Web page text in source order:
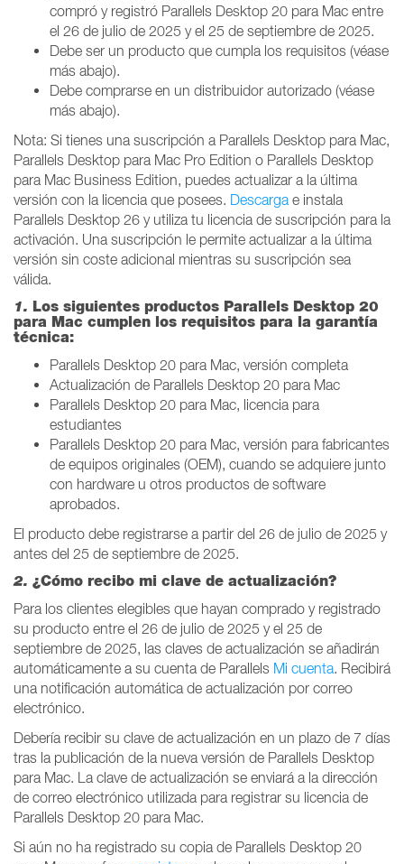
compró y registró Parallels Desktop 20 para Mac entre
el 26 de julio de 2025 y el 25 de septiembre de 2025.
Debe ser un producto que cumpla los requisitos (véase
más abajo).
Debe comprarse en un distribuidor autorizado (véase
más abajo).
Nota: Si tienes una suscripción a Parallels Desktop para Mac,
Parallels Desktop para Mac Pro Edition o Parallels Desktop
para Mac Business Edition, puedes actualizar a la última
versión con la licencia que posees. Descarga e instala
Parallels Desktop 26 y utiliza tu licencia de suscripción para la
activación. Una suscripción le permite actualizar a la última
versión sin coste adicional mientras su suscripción sea
válida.
1. Los siguientes productos Parallels Desktop 20
para Mac cumplen los requisitos para la garantía
técnica:
Parallels Desktop 20 para Mac, versión completa
Actualización de Parallels Desktop 20 para Mac
Parallels Desktop 20 para Mac, licencia para
estudiantes
Parallels Desktop 20 para Mac, versión para fabricantes
de equipos originales (OEM), cuando se adquiere junto
con hardware u otros productos de software
aprobados.
El producto debe registrarse a partir del 26 de julio de 2025 y
antes del 25 de septiembre de 2025.
2. ¿Cómo recibo mi clave de actualización?
Para los clientes elegibles que hayan comprado y registrado
su producto entre el 26 de julio de 2025 y el 25 de
septiembre de 2025, las claves de actualización se añadirán
automáticamente a su cuenta de Parallels Mi cuenta. Recibirá
una notificación automática de actualización por correo
electrónico.
Debería recibir su clave de actualización en un plazo de 7 días
tras la publicación de la nueva versión de Parallels Desktop
para Mac. La clave de actualización se enviará a la dirección
de correo electrónico utilizada para registrar su licencia de
Parallels Desktop 20 para Mac.
Si aún no ha registrado su copia de Parallels Desktop 20